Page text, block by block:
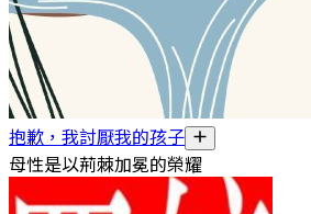
抱歉，我討厭我的孩子
母性是以荊棘加冕的榮耀